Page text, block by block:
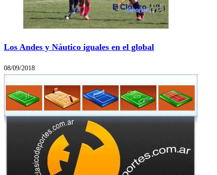
Los Andes y Náutico iguales en el global
08/09/2018